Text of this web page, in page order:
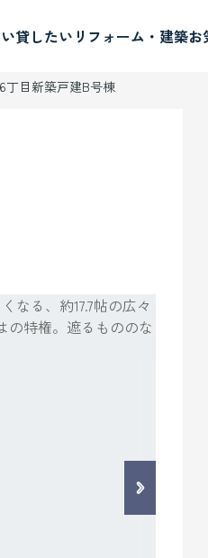
貸したい リフォーム・建築お
丁目新築戸建B号棟